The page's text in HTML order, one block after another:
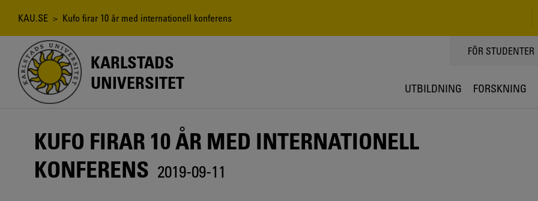
Länkstig
KAU.SE > Kufo firar 10 år med internationell konferens
KARLSTADS
UNIVERSITET
TOPPMENY
FÖR STUDENTER
UTBILDNING FORSKNING
KUFO FIRAR 10 ÅR MED INTERNATIONELL
KONFERENS 2019-09-11